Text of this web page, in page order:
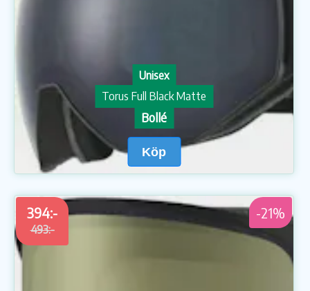
Unisex
Torus Full Black Matte
Bollé
Köp
394:-
493:-
-21%